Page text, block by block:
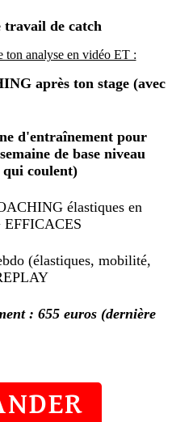
travail de catch
ton analyse en vidéo ET :
après ton stage (avec
d'entraînement pour
de base niveau
qui coulent)
élastiques en
EFFICACES
(élastiques, mobilité,
: 655 euros (dernière